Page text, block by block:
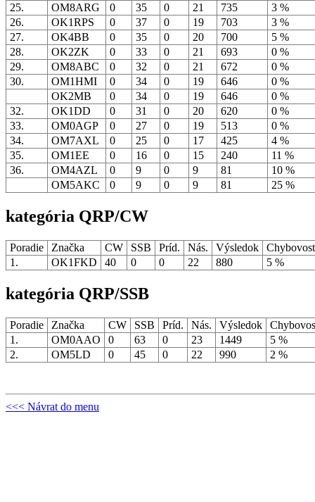
25.
OM8ARG 0 35 0 21 735
3 %
26.
OK1RPS 0 37 0 19 703
3 %
27.
OK4BB 0 35 0 20 700
5 %
28.
OK2ZK 0 33 0 21 693
0 %
29.
OM8ABC 0 32 0 21 672
0 %
30.
OM1HMI 0 34 0 19 646
0 %
OK2MB
0 34 0 19 646
0 %
32.
OK1DD 0 31 0 20 620
0 %
33.
OM0AGP 0 27 0 19 513
0 %
34.
OM7AXL 0 25 0 17 425
4 %
35.
OM1EE 0 16 0 15 240
11 %
36.
OM4AZL 0 9 0 9 81
10 %
OM5AKC
0 9 0 9 81 25 %
kategória QRP/CW
Poradie Značka CW SSB Príd. Nás. Výsledok
1.
OK1FKD 40 0 0 22 880 5 %
kategória QRP/SSB
Poradie Značka CW SSB Príd. Nás. Výsledok
1.
OM0AAO 0 63 0 23 1449
5 %
2.
OM5LD 0 45 0 22 990 2 %
<<< Návrat do menu